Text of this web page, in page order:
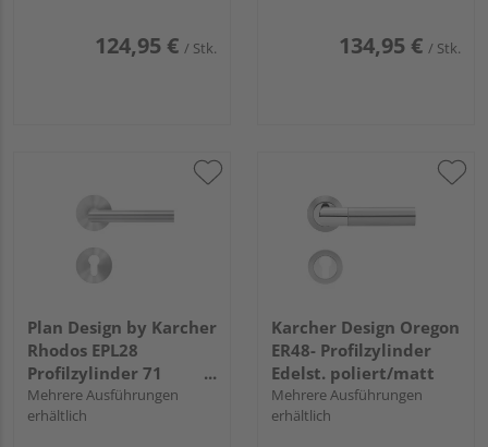
124,95 € / Stk. 134,95 € / Stk.
Plan Design by Karcher
Rhodos EPL28
Profilzylinder 71
Edelst. matt
Mehrere Ausführungen
erhältlich
Karcher Design Oregon
ER48- Profilzylinder
Edelst. poliert/matt
Mehrere Ausführungen
erhältlich